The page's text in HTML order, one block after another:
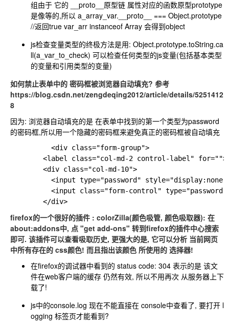
组由于 它的 __proto__原型链 属性对应的函数原型prototype
是像等的,所以 a_array_var.__proto__ === Object.prototype
//返回true var_arr instanceof Array 会得到object
js检查变量类型的终极方法是用: Object.prototype.toString.ca
ll(a_var_to_check) 可以检查任何类型的js变量(包括基本类型
的变量和引用类型的变量)
如何禁止表单中的 密码框被浏览器自动填充? 参考
https://blog.csdn.net/zengdeqing2012/article/details/5251412
8
因为: 浏览器自动填充的是 在表单中找到的第一个类型为password
的密码框,所以用一个隐藏的密码框来避免真正的密码框被自动填充
firefox的一个很好的插件 : colorZilla(颜色吸管, 颜色吸取器): 在
about:addons中, 点 "get add-ons" 转到firefox的插件中心搜索
即可. 该插件可以查看吸取历史, 更强大的是, 它可以分析 当前网页
中所有存在的 css颜色! 而且指出该颜色 所使用的 选择器!
在firefox的调试器中看到的 status code: 304 表示的是 该文
件在web客户端的缓存 仍然有效, 所以不用再次 从服务器上下
载了!
js中的console.log 现在不能直接在 console中查看了, 要打开 l
ogging 标签页才能看到?